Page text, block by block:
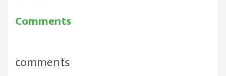
Comments
comments